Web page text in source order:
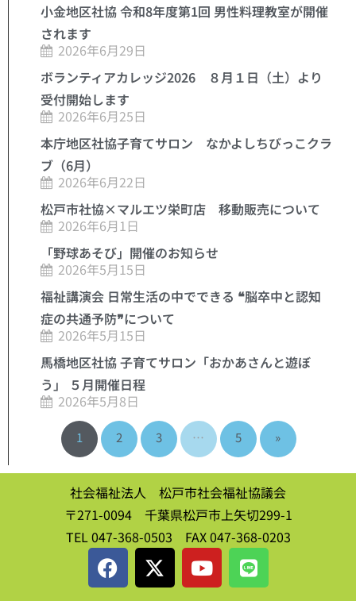
小金地区社協 令和8年度第1回 男性料理教室が開催
されます
2026年6月29日
ボランティアカレッジ2026 ８月１日（土）より
受付開始します
2026年6月25日
本庁地区社協子育てサロン なかよしちびっこクラ
ブ（6月）
2026年6月22日
松戸市社協×マルエツ栄町店 移動販売について
2026年6月1日
「野球あそび」開催のお知らせ
2026年5月15日
福祉講演会 日常生活の中でできる ❝脳卒中と認知
症の共通予防❞について
2026年5月15日
馬橋地区社協 子育てサロン「おかあさんと遊ぼ
う」 ５月開催日程
2026年5月8日
1 2 3 … 5 »
社会福祉法人 松戸市社会福祉協議会
〒271-0094 千葉県松戸市上矢切299-1
TEL 047-368-0503 FAX 047-368-0203